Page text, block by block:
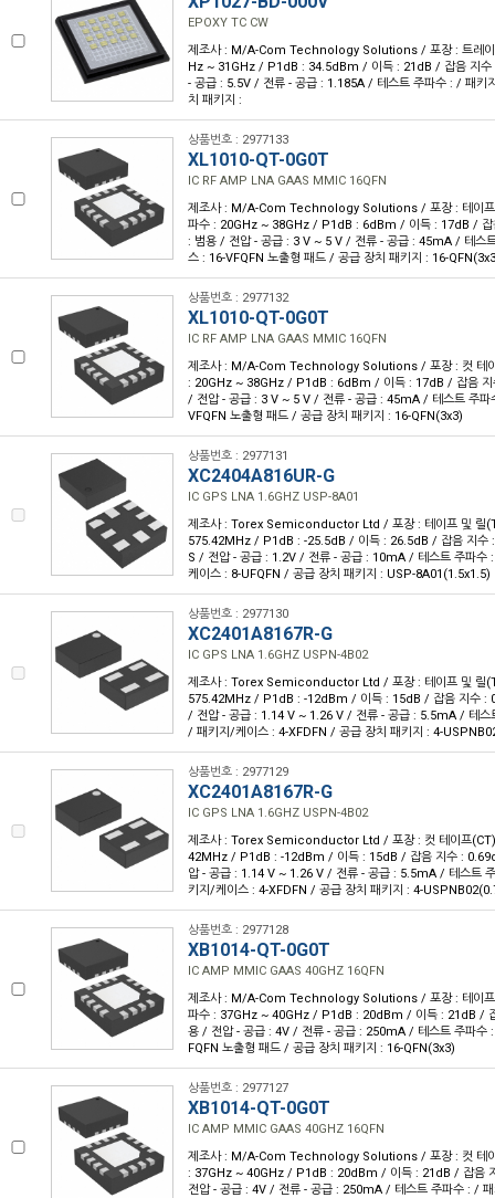
EPOXY TC CW
제조사 : M/A-Com Technology Solutions / 포장 : 트레
Hz ~ 31GHz / P1dB : 34.5dBm / 이득 : 21dB / 잡음 지수
- 공급 : 5.5V / 전류 - 공급 : 1.185A / 테스트 주파수 : / 패키
치 패키지 :
상품번호 : 2977133
XL1010-QT-0G0T
IC RF AMP LNA GAAS MMIC 16QFN
제조사 : M/A-Com Technology Solutions / 포장 : 테이
파수 : 20GHz ~ 38GHz / P1dB : 6dBm / 이득 : 17dB / 잡
: 범용 / 전압 - 공급 : 3 V ~ 5 V / 전류 - 공급 : 45mA / 테스
스 : 16-VFQFN 노출형 패드 / 공급 장치 패키지 : 16-
상품번호 : 2977132
XL1010-QT-0G0T
IC RF AMP LNA GAAS MMIC 16QFN
제조사 : M/A-Com Technology Solutions / 포장 : 컷 테
: 20GHz ~ 38GHz / P1dB : 6dBm / 이득 : 17dB / 잡음 지
/ 전압 - 공급 : 3 V ~ 5 V / 전류 - 공급 : 45mA / 테스트 주
VFQFN 노출형 패드 / 공급 장치 패키지 : 16-QFN(3x3)
상품번호 : 2977131
XC2404A816UR-G
IC GPS LNA 1.6GHZ USP-8A01
제조사 : Torex Semiconductor Ltd / 포장 : 테이프 및 릴
575.42MHz / P1dB : -25.5dB / 이득 : 26.5dB / 잡음 지수
S / 전압 - 공급 : 1.2V / 전류 - 공급 : 10mA / 테스트 주파
케이스 : 8-UFQFN / 공급 장치 패키지 : USP-8A01(1.5x1.5)
상품번호 : 2977130
XC2401A8167R-G
IC GPS LNA 1.6GHZ USPN-4B02
제조사 : Torex Semiconductor Ltd / 포장 : 테이프 및 릴
575.42MHz / P1dB : -12dBm / 이득 : 15dB / 잡음 지수 :
/ 전압 - 공급 : 1.14 V ~ 1.26 V / 전류 - 공급 : 5.5mA / 테스
/ 패키지/케이스 : 4-XFDFN / 공급 장치 패키지 : 4-
상품번호 : 2977129
XC2401A8167R-G
IC GPS LNA 1.6GHZ USPN-4B02
제조사 : Torex Semiconductor Ltd / 포장 : 컷 테이프
42MHz / P1dB : -12dBm / 이득 : 15dB / 잡음 지수 :
압 - 공급 : 1.14 V ~ 1.26 V / 전류 - 공급 : 5.5mA / 테스트
키지/케이스 : 4-XFDFN / 공급 장치 패키지 : 4-
상품번호 : 2977128
XB1014-QT-0G0T
IC AMP MMIC GAAS 40GHZ 16QFN
제조사 : M/A-Com Technology Solutions / 포장 : 테이
파수 : 37GHz ~ 40GHz / P1dB : 20dBm / 이득 : 21dB /
용 / 전압 - 공급 : 4V / 전류 - 공급 : 250mA / 테스트 주파수
FQFN 노출형 패드 / 공급 장치 패키지 : 16-QFN(3x3)
상품번호 : 2977127
XB1014-QT-0G0T
IC AMP MMIC GAAS 40GHZ 16QFN
제조사 : M/A-Com Technology Solutions / 포장 : 컷 테
: 37GHz ~ 40GHz / P1dB : 20dBm / 이득 : 21dB / 잡음
전압 - 공급 : 4V / 전류 - 공급 : 250mA / 테스트 주파수 : /